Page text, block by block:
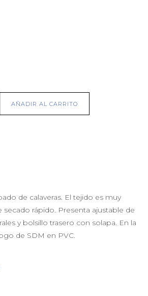
AÑADIR AL CARRITO
de calaveras. El tejido es muy
secado rápido. Presenta ajustable de
y bolsillo trasero con solapa. En la
de SDM en PVC.